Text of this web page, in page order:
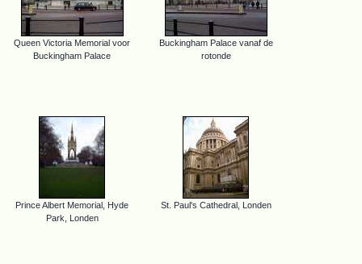
Queen Victoria Memorial voor
Buckingham Palace
Buckingham Palace vanaf de
rotonde
Prince Albert Memorial, Hyde
Park, Londen
St. Paul's Cathedral, Londen